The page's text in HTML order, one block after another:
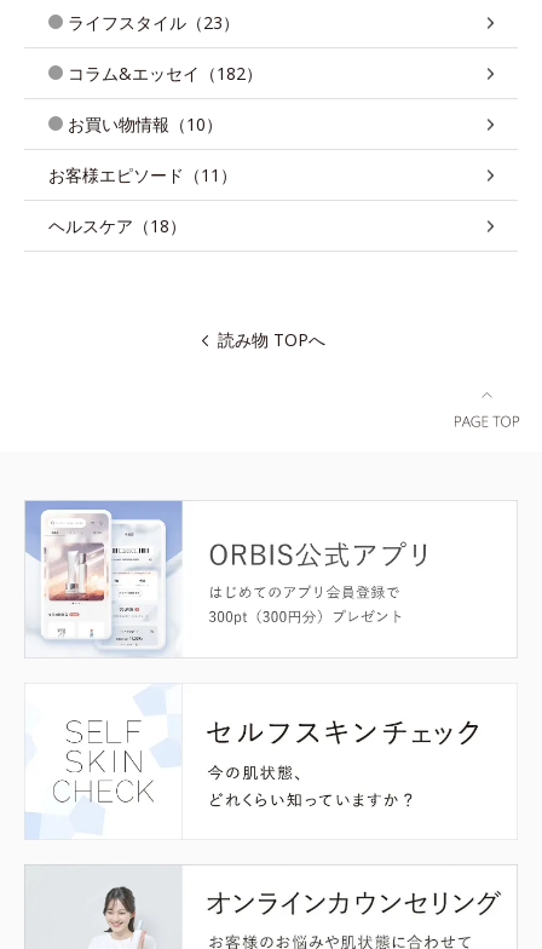
ライフスタイル（23）
コラム&エッセイ（182）
お買い物情報（10）
お客様エピソード（11）
ヘルスケア（18）
読み物 TOPへ